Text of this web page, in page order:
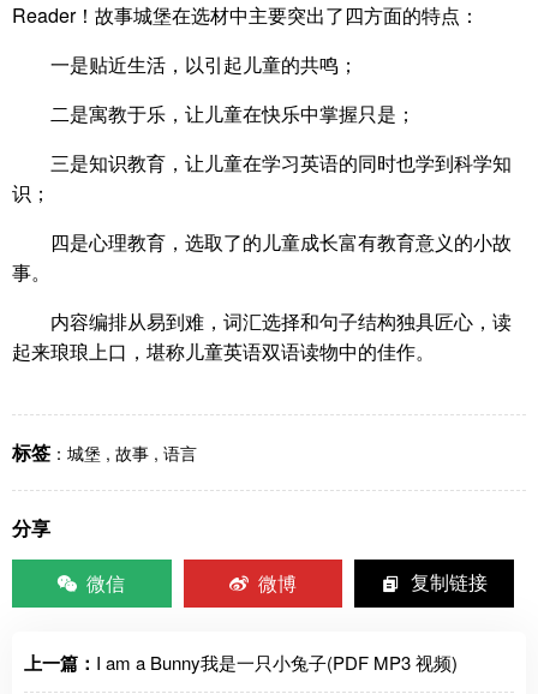
Reader！故事城堡在选材中主要突出了四方面的特点：
一是贴近生活，以引起儿童的共鸣；
二是寓教于乐，让儿童在快乐中掌握只是；
三是知识教育，让儿童在学习英语的同时也学到科学知
识；
四是心理教育，选取了的儿童成长富有教育意义的小故
事。
内容编排从易到难，词汇选择和句子结构独具匠心，读
起来琅琅上口，堪称儿童英语双语读物中的佳作。
标签 ： 城堡 , 故事 , 语言
分享
微信
微博 复制链接
上一篇： I am a Bunny我是一只小兔子(PDF MP3 视频)